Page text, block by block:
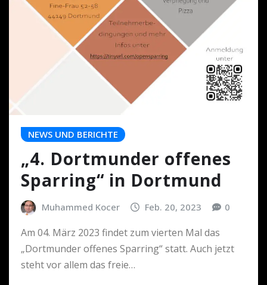
NEWS UND BERICHTE
„4. Dortmunder offenes
Sparring“ in Dortmund
Muhammed Kocer Feb. 20, 2023 0
Am 04. März 2023 findet zum vierten Mal das
„Dortmunder offenes Sparring“ statt. Auch jetzt
steht vor allem das freie…